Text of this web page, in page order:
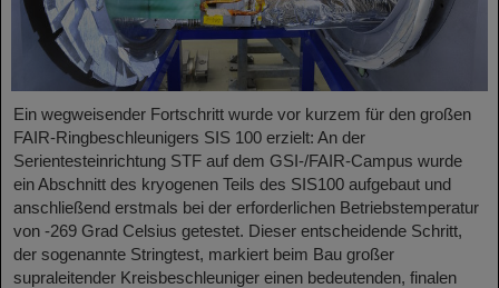
Ein wegweisender Fortschritt wurde vor kurzem für den großen
FAIR-Ringbeschleunigers SIS 100 erzielt: An der
Serientesteinrichtung STF auf dem GSI-/FAIR-Campus wurde
ein Abschnitt des kryogenen Teils des SIS100 aufgebaut und
anschließend erstmals bei der erforderlichen Betriebstemperatur
von -269 Grad Celsius getestet. Dieser entscheidende Schritt,
der sogenannte Stringtest, markiert beim Bau großer
supraleitender Kreisbeschleuniger einen bedeutenden, finalen